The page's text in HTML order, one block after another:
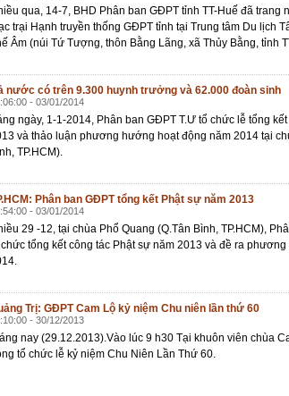
qua, 14-7, BHD Phân ban GĐPT tỉnh TT-Huế đã trang
trại Hạnh truyền thống GĐPT tỉnh tại Trung tâm Du lịch
Âm (núi Tứ Tượng, thôn Bằng Lãng, xã Thủy Bằng, tỉnh
nước có trên 9.300 huynh trưởng và 62.000 đoàn sinh
- 03/01/2014
ngày, 1-1-2014, Phân ban GĐPT T.Ư tổ chức lễ tổng
và thảo luận phương hướng hoạt động năm 2014 tại
TP.HCM).
Phân ban GĐPT tổng kết Phật sự năm 2013
- 03/01/2014
29 -12, tại chùa Phổ Quang (Q.Tân Bình, TP.HCM),
tổng kết công tác Phật sự năm 2013 và đề ra
Trị: GĐPT Cam Lộ kỷ niệm Chu niên lần thứ 60
- 30/12/2013
nay (29.12.2013).Vào lúc 9 h30 Tại khuôn viên chùa
tổ chức lễ kỷ niệm Chu Niên Lần Thứ 60.